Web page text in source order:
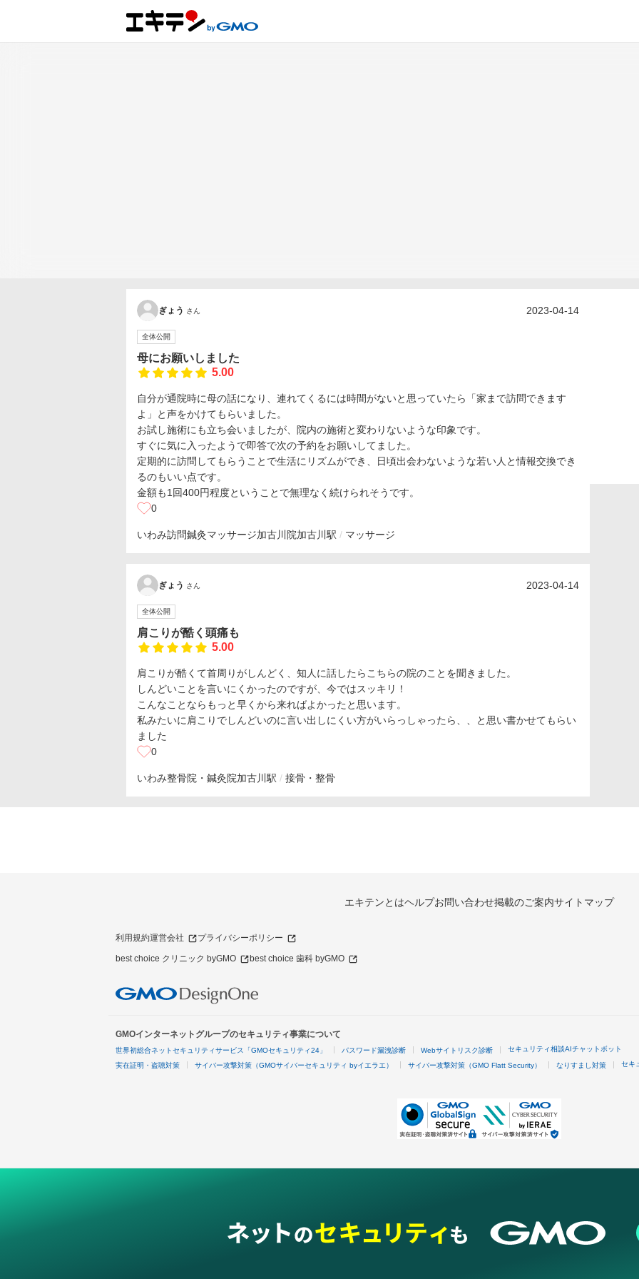
ぎょう さん 2023-04-14
全体公開
母にお願いしました
5.00
自分が通院時に母の話になり、連れてくるには時間がないと思っていたら「家まで訪問できます
よ」と声をかけてもらいました。
お試し施術にも立ち会いましたが、院内の施術と変わりないような印象です。
すぐに気に入ったようで即答で次の予約をお願いしてました。
定期的に訪問してもらうことで生活にリズムができ、日頃出会わないような若い人と情報交換でき
るのもいい点です。
金額も1回400円程度ということで無理なく続けられそうです。
0
いわみ訪問鍼灸マッサージ加古川院加古川駅 マッサージ
ぎょう さん 2023-04-14
全体公開
肩こりが酷く頭痛も
5.00
肩こりが酷くて首周りがしんどく、知人に話したらこちらの院のことを聞きました。
しんどいことを言いにくかったのですが、今ではスッキリ！
こんなことならもっと早くから来ればよかったと思います。
私みたいに肩こりでしんどいのに言い出しにくい方がいらっしゃったら、、と思い書かせてもらい
ました
0
いわみ整骨院・鍼灸院加古川駅 接骨・整骨
エキテンとはヘルプお問い合わせ掲載のご案内サイトマップ
利用規約運営会社 プライバシーポリシー
best choice クリニック byGMO best choice 歯科 byGMO
GMOインターネットグループのセキュリティ事業について
世界初総合ネットセキュリティサービス「GMOセキュリティ24」 パスワード漏洩診断 Webサイトリスク診断 セキュリティ相談AIチャットボット
実在証明・盗聴対策 サイバー攻撃対策（GMOサイバーセキュリティ byイエラエ） サイバー攻撃対策（GMO Flatt Security） なりすまし対策 セキ